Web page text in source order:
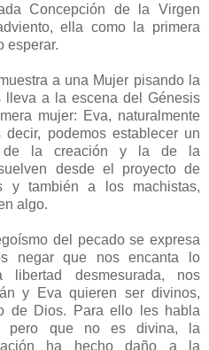
Concepción de la Virgen
ella como la primera
esperar.
a una Mujer pisando la
lleva a la escena del Génesis
mujer: Eva, naturalmente
podemos establecer un
de la creación y la de la
desde el proyecto de
y también a los machistas,
algo.
del pecado se expresa
negar que nos encanta lo
desmesurada, nos
y Eva quieren ser divinos,
de Dios. Para ello les habla
pero que no es divina, la
ha hecho daño a la